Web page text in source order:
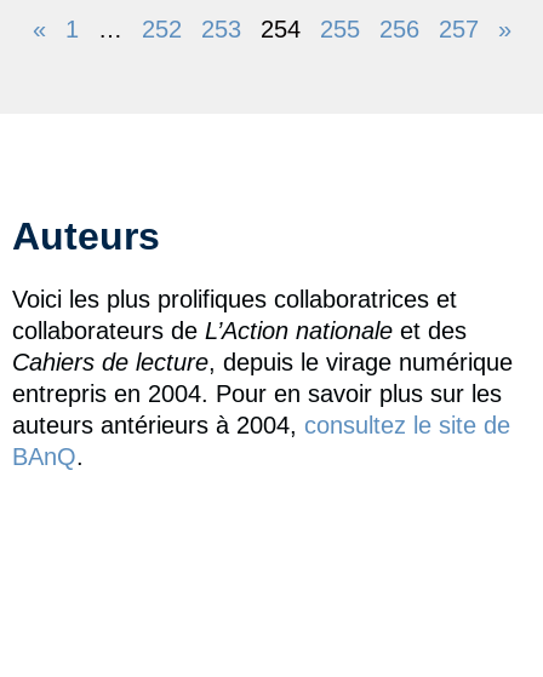
« 1 … 252 253 254 255 256 257 »
Auteurs
Voici les plus prolifiques collaboratrices et
collaborateurs de L’Action nationale et des
Cahiers de lecture, depuis le virage numérique
entrepris en 2004. Pour en savoir plus sur les
auteurs antérieurs à 2004, consultez le site de
BAnQ.